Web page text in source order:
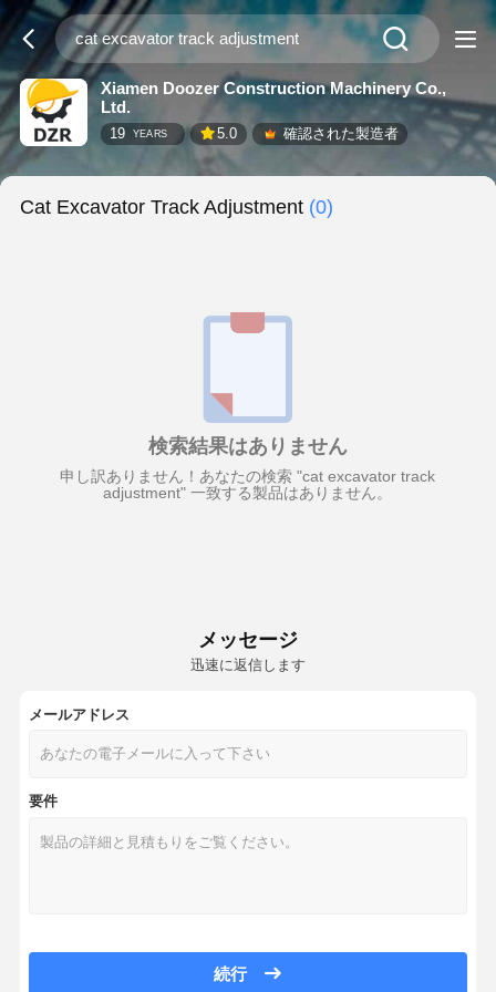
Xiamen Doozer Construction Machinery Co.,
Ltd.
19 YEARS 5.0 確認された製造者
Cat Excavator Track Adjustment (0)
検索結果はありません
申し訳ありません！あなたの検索 "cat excavator track
adjustment" 一致する製品はありません。
メッセージ
迅速に返信します
メールアドレス
要件
続行